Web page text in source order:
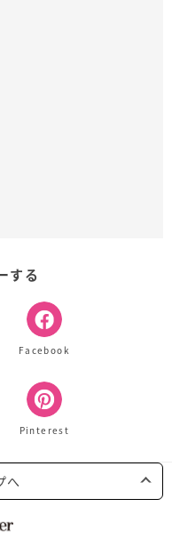
する
Facebook
Pinterest
へ